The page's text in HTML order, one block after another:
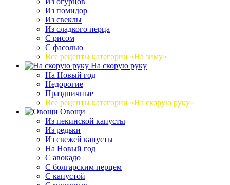
Из помидор
Из свеклы
Из сладкого перца
С рисом
С фасолью
Все рецепты категории «На зиму»
На скорую руку
На Новый год
Недорогие
Праздничные
Все рецепты категории «На скорую руку»
Овощи
Из пекинской капусты
Из редьки
Из свежей капусты
На Новый год
С авокадо
С болгарским перцем
С капустой